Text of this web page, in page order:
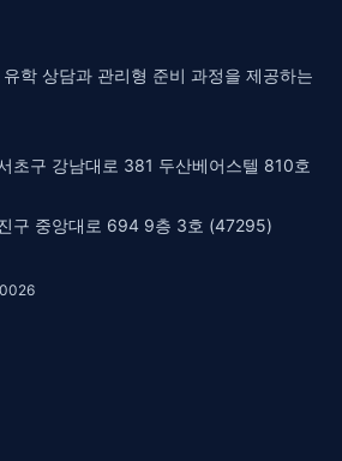
학 상담과 관리형 준비 과정을 제공하는
초구 강남대로 381 두산베어스텔 810호
구 중앙대로 694 9층 3호 (47295)